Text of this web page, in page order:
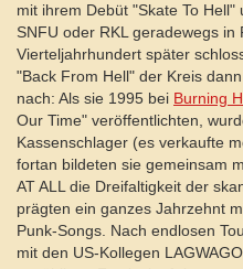
mit ihrem Debüt "Skate To
SNFU oder RKL geradewegs
Vierteljahrhundert später
"Back From Hell" der Kreis
nach: Als sie 1995 bei Burning
Our Time" veröffentlichten,
Kassenschlager (es verkaufte
fortan bildeten sie gemeinsam
AT ALL die Dreifaltigkeit der
prägten ein ganzes Jahrzehnt
Punk-Songs. Nach endlosen
mit den US-Kollegen